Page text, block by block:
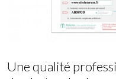
Une qualité